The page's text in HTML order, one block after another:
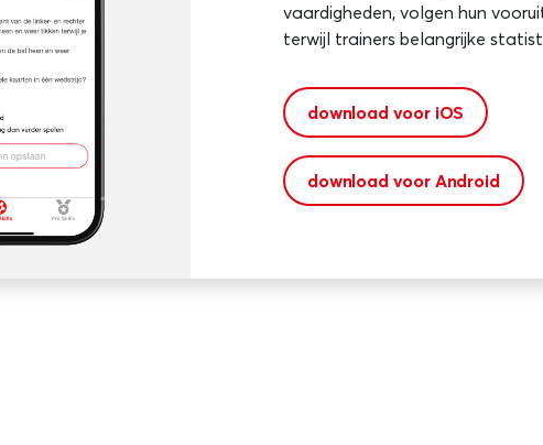
vaardigheden, volgen hun
terwijl trainers belangrijke
download voor iOS
download voor Android